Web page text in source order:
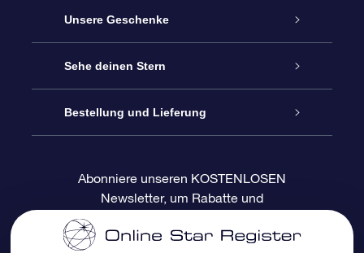
Service
Kontakt
Blog
Bewertungen
Unsere Geschenke
Sterne schenken
OSR-Geschenkpaket
OSR-Geschenkgutschein
Firmengeschenke
Sehe deinen Stern
Sternregister
Personalisierte Sternseite
One Million Stars
Bestellung und Lieferung
Zahlungsinformationen
Versandinformationen
Abonniere unseren KOSTENLOSEN
Newsletter, um Rabatte und